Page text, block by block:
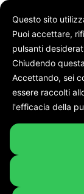
Home Cronaca
Questo sito
Puoi accettare,
pulsanti
Chiudendo
Accettando, sei
essere raccolti
l'efficacia della